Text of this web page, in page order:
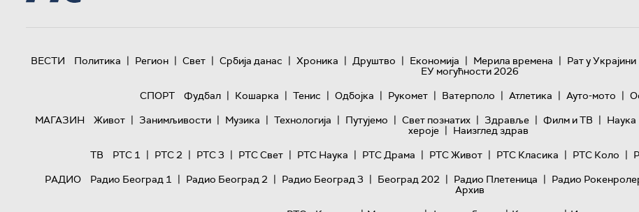
ВЕСТИ Политика | Регион | Свет | Србија данас | Хроника | Друштво | Економија | Мерила времена | Рат у Украјини
ЕУ могућности 2026
СПОРТ
Фудбал | Кошарка | Тенис | Одбојка | Рукомет | Ватерполо | Атлетика | Ауто-мото |
МАГАЗИН
Живот | Занимљивости | Музика | Технологијa | Путујемо | Свет познатих | Здравље | Филм и ТВ | Наука
хероје | Наизглед здрав
ТВ
РТС 1 | РТС 2 | РТС 3 | РТС Свет | РТС Наука | РТС Драма | РТС Живот | РТС Класика | РТС Коло |
РАДИО
Радио Београд 1 | Радио Београд 2 | Радио Београд 3 | Београд 202 | Радио Плетеница | Радио
Архив